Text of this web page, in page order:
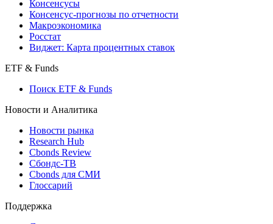
Поиск индексов
Страницы стран
Создать индекс
Консенсусы
Консенсус-прогнозы по отчетности
Макроэкономика
Виджет: Карта процентных ставок
ETF & Funds
Поиск ETF & Funds
Новости и Аналитика
Новости рынка
Research Hub
Cbonds Review
Сбондс-ТВ